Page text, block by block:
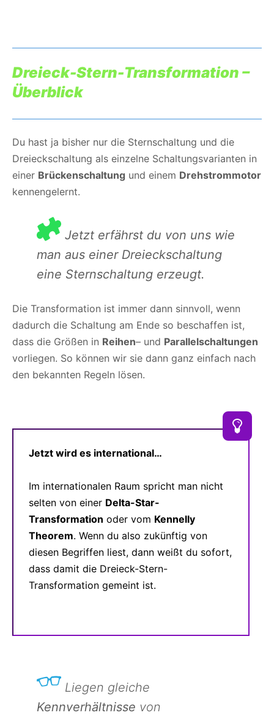
Dreieck-Stern-Transformation –
Überblick
Du hast ja bisher nur die Sternschaltung und die
Dreieckschaltung als einzelne Schaltungsvarianten in
einer Brückenschaltung und einem Drehstrommotor
kennengelernt.
Jetzt erfährst du von uns wie
man aus einer Dreieckschaltung
eine Sternschaltung erzeugt.
Die Transformation ist immer dann sinnvoll, wenn
dadurch die Schaltung am Ende so beschaffen ist,
dass die Größen in Reihen– und Parallelschaltungen
vorliegen. So können wir sie dann ganz einfach nach
den bekannten Regeln lösen.
Jetzt wird es international…
Im internationalen Raum spricht man nicht
selten von einer Delta-Star-
Transformation oder vom Kennelly
Theorem. Wenn du also zukünftig von
diesen Begriffen liest, dann weißt du sofort,
dass damit die Dreieck-Stern-
Transformation gemeint ist.
Liegen gleiche
Kennverhältnisse von